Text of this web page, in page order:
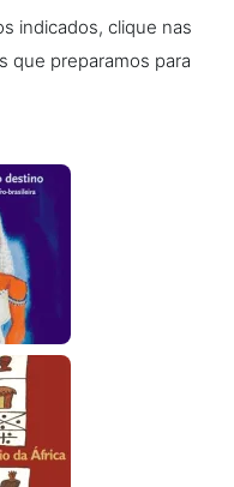
indicados, clique nas
que preparamos para